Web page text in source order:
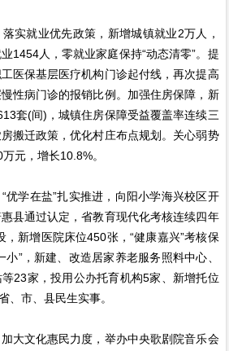
就业优先政策，新增城镇就业2万人，
1454人，零就业家庭保持“动态清零”。提
医保基层医疗机构门诊起付线，再次提高
性病门诊的报销比例。加强住房保障，新
套(间)，城镇住房保障受益覆盖率连续三
搬迁政策，优化村庄布点规划。关心弱势
元，增长10.8%。
学在盐”扎实推进，向阳小学海兴校区开
县通过认定，省教育现代化考核连续四年
，新增医院床位450张，“健康嘉兴”考核保
”，新建、改造居家养老服务照料中心、
23家，投用公办托育机构5家、新增托位
、市、县民生实事。
文化惠民力度，举办中央歌剧院音乐会